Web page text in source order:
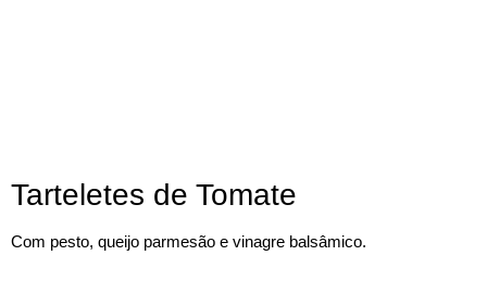
Tarteletes de Tomate
Com pesto, queijo parmesão e vinagre balsâmico.